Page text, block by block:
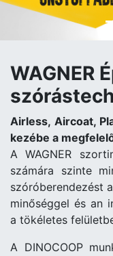
WAGNER
Airless, Aircoat,
kezébe a
A WAGNER
számára szinte
szóróberendezést
minőséggel és an
a tökéletes
A DINOCOOP